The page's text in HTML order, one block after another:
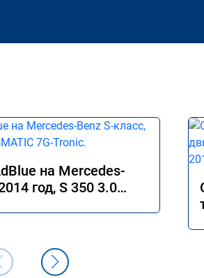
на Mercedes-
год, S 350 3.0